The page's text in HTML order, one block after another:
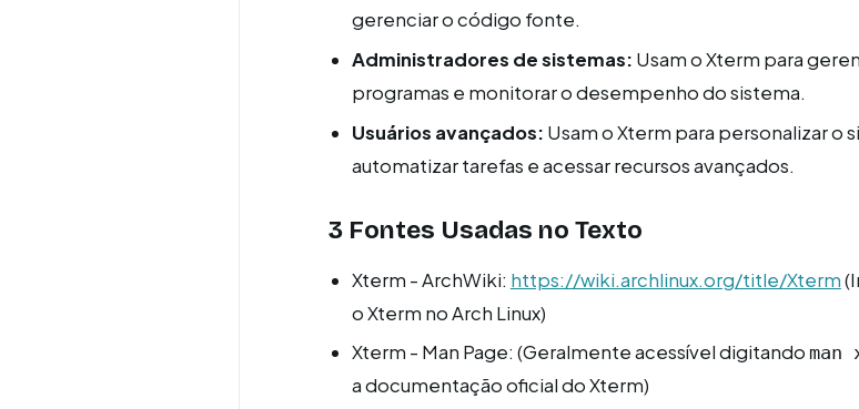
gerenciar o código fonte.
Administradores de sistemas: Usam o Xterm para
programas e monitorar o desempenho do sistema.
Usuários avançados: Usam o Xterm para personalizar o
automatizar tarefas e acessar recursos avançados.
3 Fontes Usadas no Texto
Xterm - ArchWiki: https://wiki.archlinux.org/title/Xterm
o Xterm no Arch Linux)
Xterm - Man Page: (Geralmente acessível digitando man
a documentação oficial do Xterm)